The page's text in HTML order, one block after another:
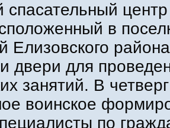
спасательный
в
Елизовского
двери для
занятий. В
воинское
по